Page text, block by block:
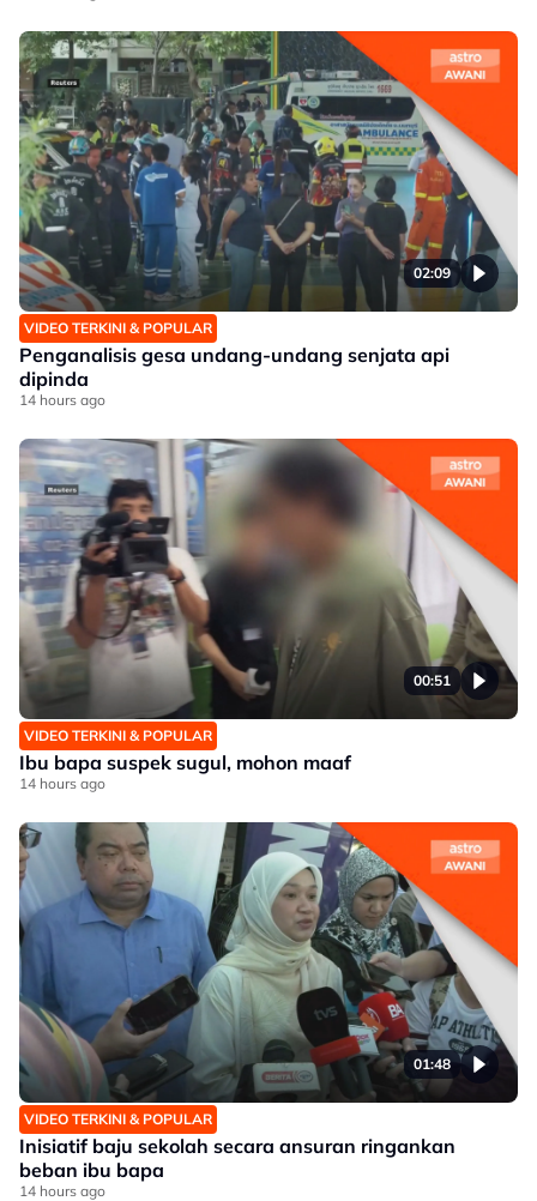
02:09
VIDEO TERKINI & POPULAR
Penganalisis gesa undang-undang senjata api
dipinda
14 hours ago
00:51
VIDEO TERKINI & POPULAR
Ibu bapa suspek sugul, mohon maaf
14 hours ago
01:48
VIDEO TERKINI & POPULAR
Inisiatif baju sekolah secara ansuran ringankan
beban ibu bapa
14 hours ago